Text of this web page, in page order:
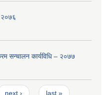
२०७६
सन्चालन कार्यविधि – २०७७
next › last »